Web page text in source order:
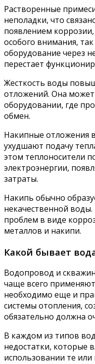
Растворенные
неполадки, что
появлением
особого внимания,
оборудование через
перестает
Жесткость воды
отложений. Она может
оборудовании, где
обмен.
Накипные отложения
ухудшают подачу
этом теплоносители
электроэнергии,
затраты.
Накипь обычно
некачественной
проблем в виде
металлов и накипи.
Какой бывает
Водопровод и
чаще всего
необходимо еще и
системы отопления,
обязательно должна
В каждом из типов
недостатки, которые
использовании те